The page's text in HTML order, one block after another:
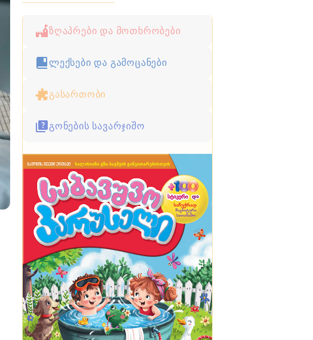
ზღაპრები და მოთხრობები
ლექსები და გამოცანები
გასართობი
გონების სავარჯიშო